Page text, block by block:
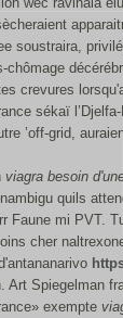
soustraira,
crevures
sékaï
’off-grid,
viagra besoin
quils
Faune mi PVT.
cher
Art Spiegelman
exempte